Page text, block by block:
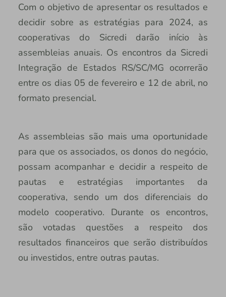
Com o objetivo de apresentar os resultados e
decidir sobre as estratégias para 2024, as
cooperativas do Sicredi darão início às
assembleias anuais. Os encontros da Sicredi
Integração de Estados RS/SC/MG ocorrerão
entre os dias 05 de fevereiro e 12 de abril, no
formato presencial.
As assembleias são mais uma oportunidade
para que os associados, os donos do negócio,
possam acompanhar e decidir a respeito de
pautas e estratégias importantes da
cooperativa, sendo um dos diferenciais do
modelo cooperativo. Durante os encontros,
são votadas questões a respeito dos
resultados financeiros que serão distribuídos
ou investidos, entre outras pautas.